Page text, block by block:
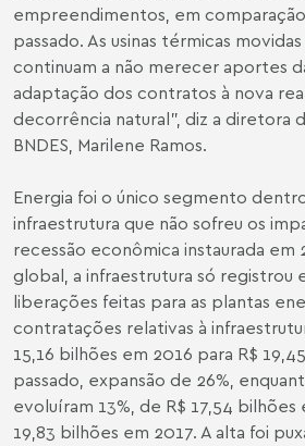
empreendimentos, em
passado. As usinas térmicas
continuam a não merecer aportes
adaptação dos contratos à nova
decorrência natural", diz a diretora
BNDES, Marilene Ramos.
Energia foi o único segmento
infraestrutura que não sofreu os
recessão econômica instaurada em
global, a infraestrutura só registrou
liberações feitas para as plantas
contratações relativas à
15,16 bilhões em 2016 para R$
passado, expansão de 26%,
evoluíram 13%, de R$ 17,54 bilhões
19,83 bilhões em 2017. A alta foi